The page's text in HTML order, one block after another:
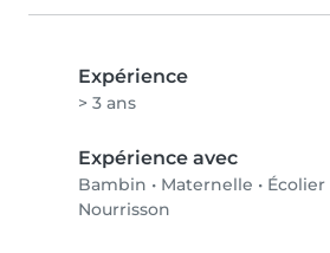
Expérience
> 3 ans
Expérience avec
Bambin • Maternelle • Écolier
Nourrisson